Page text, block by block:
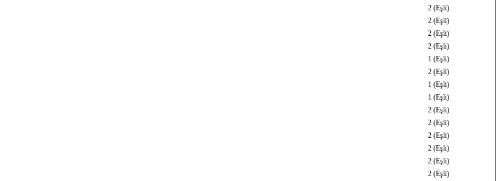
2 (Eşli)
2 (Eşli)
2 (Eşli)
2 (Eşli)
1 (Eşli)
2 (Eşli)
1 (Eşli)
1 (Eşli)
2 (Eşli)
2 (Eşli)
2 (Eşli)
2 (Eşli)
2 (Eşli)
2 (Eşli)